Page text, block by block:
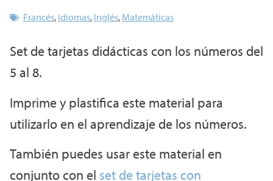
Francés, Idiomas, Inglés, Matemáticas
Set de tarjetas didácticas con los números del
5 al 8.
Imprime y plastifica este material para
utilizarlo en el aprendizaje de los números.
También puedes usar este material en
conjunto con el set de tarjetas con